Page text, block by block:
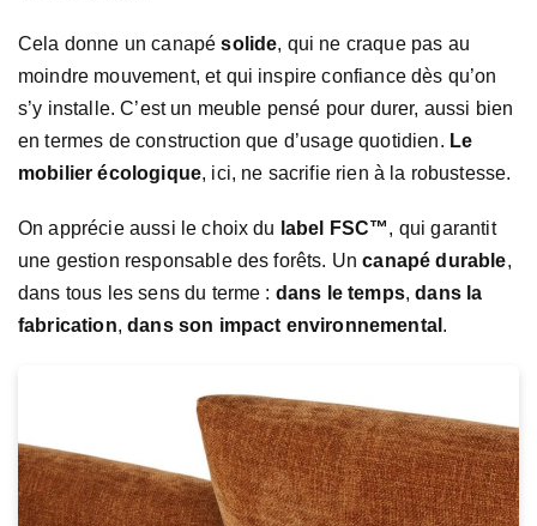
Cela donne un canapésolide, qui ne craque pas au
moindre mouvement, et qui inspire confiance dès qu’on
s’y installe. C’est un meuble pensé pour durer, aussi bien
en termes de construction que d’usage quotidien. Le
mobilier écologique, ici, ne sacrifie rien à la robustesse.
On apprécie aussi le choix du label FSC™, qui garantit
une gestion responsable des forêts. Uncanapé durable,
dans tous les sens du terme : dans le temps,dans la
fabrication,dans son impact environnemental .